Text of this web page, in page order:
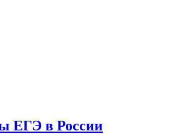
ЕГЭ в России